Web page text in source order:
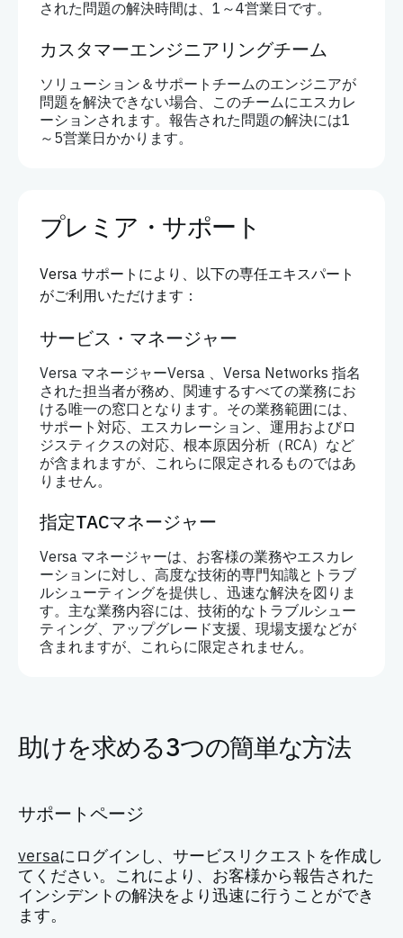
された問題の解決時間は、1～4営業日です。
カスタマーエンジニアリングチーム
ソリューション＆サポートチームのエンジニアが
問題を解決できない場合、このチームにエスカレ
ーションされます。報告された問題の解決には1
～5営業日かかります。
プレミア・サポート
Versa サポートにより、以下の専任エキスパート
がご利用いただけます：
サービス・マネージャー
Versa マネージャーVersa 、Versa Networks 指名
された担当者が務め、関連するすべての業務にお
ける唯一の窓口となります。その業務範囲には、
サポート対応、エスカレーション、運用およびロ
ジスティクスの対応、根本原因分析（RCA）など
が含まれますが、これらに限定されるものではあ
りません。
指定TACマネージャー
Versa マネージャーは、お客様の業務やエスカレ
ーションに対し、高度な技術的専門知識とトラブ
ルシューティングを提供し、迅速な解決を図りま
す。主な業務内容には、技術的なトラブルシュー
ティング、アップグレード支援、現場支援などが
含まれますが、これらに限定されません。
助けを求める3つの簡単な方法
サポートページ
versaにログインし、サービスリクエストを作成し
てください。これにより、お客様から報告された
インシデントの解決をより迅速に行うことができ
ます。